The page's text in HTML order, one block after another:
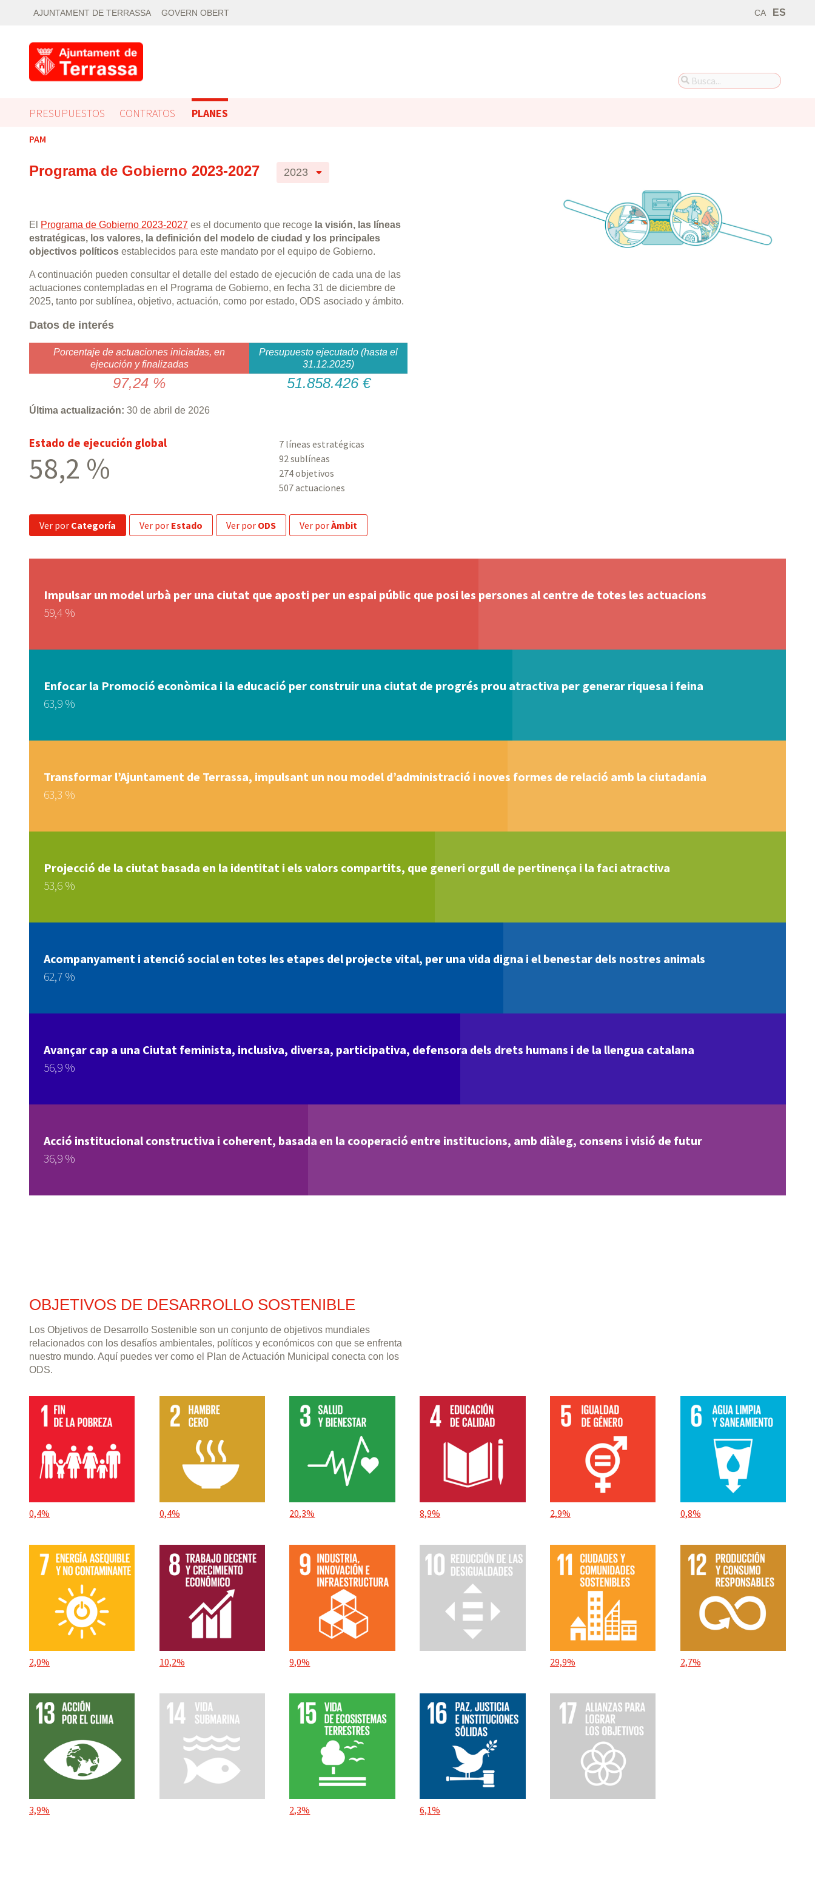
AJUNTAMENT DE TERRASSA GOVERN OBERT CA ES
PRESUPUESTOS CONTRATOS PLANES
PAM
Programa de Gobierno 2023-2027 2023
El Programa de Gobierno 2023-2027 es el documento que recoge la visión, las líneas
estratégicas, los valores, la definición del modelo de ciudad y los principales
objectivos políticos establecidos para este mandato por el equipo de Gobierno.
A continuación pueden consultar el detalle del estado de ejecución de cada una de las
actuaciones contempladas en el Programa de Gobierno, en fecha 31 de diciembre de
2025, tanto por sublínea, objetivo, actuación, como por estado, ODS asociado y ámbito.
Datos de interés
Porcentaje de actuaciones iniciadas, en
ejecución y finalizadas
Presupuesto ejecutado (hasta el
31.12.2025)
97,24 % 51.858.426 €
Última actualización: 30 de abril de 2026
Estado de ejecución global
58,2 %
7 líneas estratégicas
92 sublíneas
274 objetivos
507 actuaciones
ver por Categoría ver por Estado ver por ODS ver porÀmbit
Impulsar un model urbà per una ciutat que aposti per un espai públic que posi les persones al centre de totes les actuacions
59,4 %
Enfocar la Promoció econòmica i la educació per construir una ciutat de progrés prou atractiva per generar riquesa i feina
63,9 %
Transformar l’Ajuntament de Terrassa, impulsant un nou model d’administració i noves formes de relació amb la ciutadania
63,3 %
Projecció de la ciutat basada en la identitat i els valors compartits, que generi orgull de pertinença i la faci atractiva
53,6 %
Acompanyament i atenció social en totes les etapes del projecte vital, per una vida digna i el benestar dels nostres animals
62,7 %
Avançar cap a una Ciutat feminista, inclusiva, diversa, participativa, defensora dels drets humans i de la llengua catalana
56,9 %
Acció institucional constructiva i coherent, basada en la cooperació entre institucions, amb diàleg, consens i visió de futur
36,9 %
OBJETIVOS DE DESARROLLO SOSTENIBLE
Los Objetivos de Desarrollo Sostenible son un conjunto de objetivos mundiales
relacionados con los desafíos ambientales, políticos y económicos con que se enfrenta
nuestro mundo. Aquí puedes ver como el Plan de Actuación Municipal conecta con los
ODS.
0,4% 0,4% 20,3% 8,9% 2,9% 0,8%
2,0% 10,2% 9,0% 29,9% 2,7%
3,9% 2,3% 6,1%